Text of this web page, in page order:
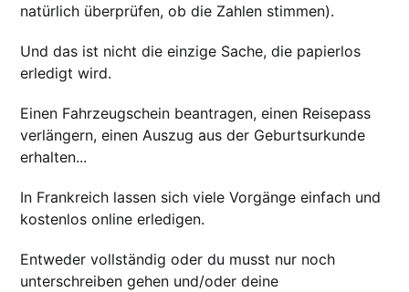
natürlich überprüfen, ob die Zahlen stimmen).
Und das ist nicht die einzige Sache, die papierlos
erledigt wird.
Einen Fahrzeugschein beantragen, einen Reisepass
verlängern, einen Auszug aus der Geburtsurkunde
erhalten...
In Frankreich lassen sich viele Vorgänge einfach und
kostenlos online erledigen.
Entweder vollständig oder du musst nur noch
unterschreiben gehen und/oder deine